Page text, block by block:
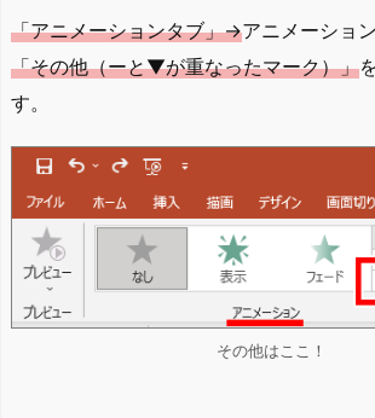
「アニメーションタブ」→アニメーショ
「その他（ーと▼が重なったマーク）」
す。
その他はここ！